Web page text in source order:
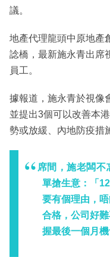
議。
地產代理龍頭中原地產
諗橋，最新施永青出席
員工。
據報道，施永青於視像
並提出3個可以改善本
勢或放緩、內地防疫措
席間，施老闆不
單搶生意：「
要有個理由，
合格，公司好
握最後一個月機